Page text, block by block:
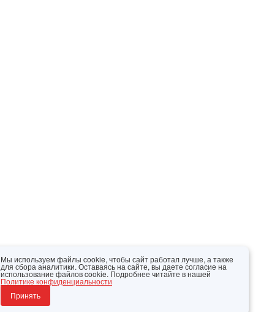
Мы используем файлы cookie, чтобы сайт работал лучше, а также
для сбора аналитики. Оставаясь на сайте, вы даете согласие на
использование файлов cookie. Подробнее читайте в нашей
Политике конфиденциальности
Принять